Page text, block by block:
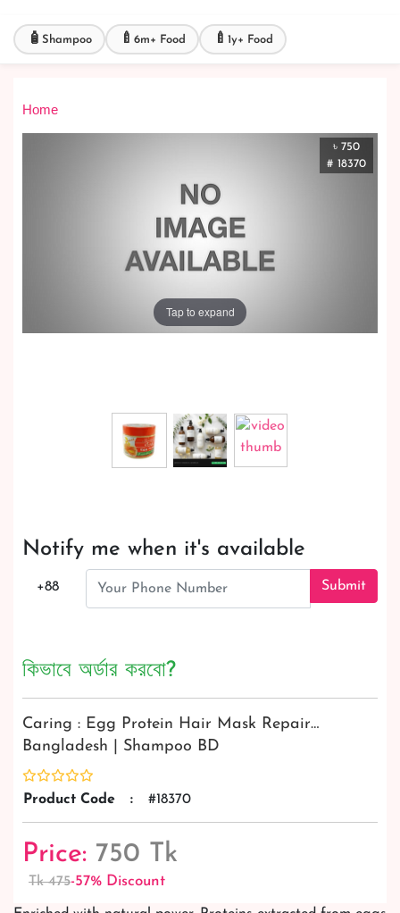
🧴 Shampoo 🍼 6m+ Food 🍼 1y+ Food
Home
৳ 750
# 18370
Tap to expand
Notify me when it's available
+88 Submit
কিভাবে অর্ডার করবো?
Caring : Egg Protein Hair Mask Repair…
Bangladesh | Shampoo BD
Product Code : #18370
Price: 750 Tk
Tk 475-57% Discount